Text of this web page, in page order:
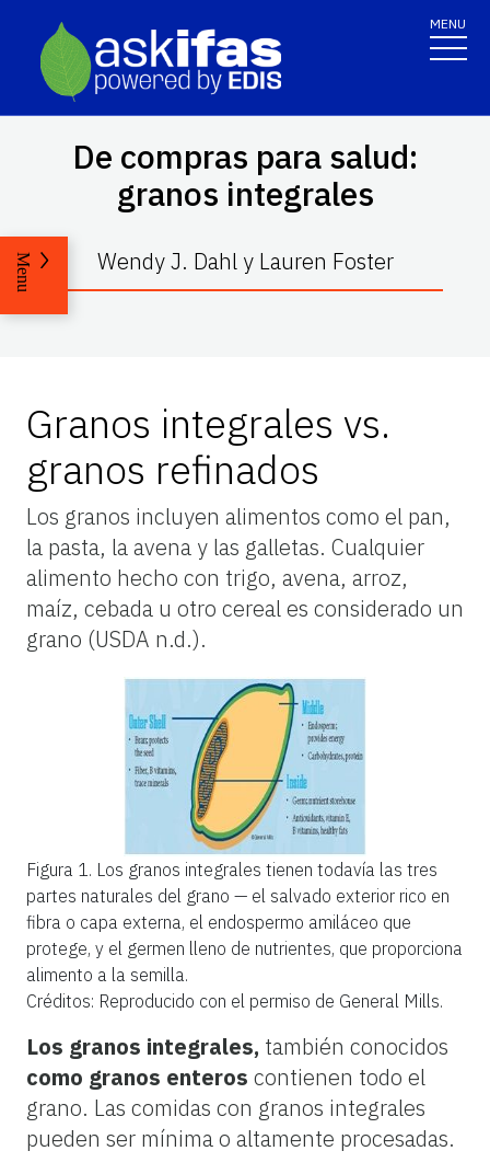
MENU
De compras para salud:
granos integrales
Wendy J. Dahl y Lauren Foster
Menu
Granos integrales vs.
granos refinados
Los granos incluyen alimentos como el pan,
la pasta, la avena y las galletas. Cualquier
alimento hecho con trigo, avena, arroz,
maíz, cebada u otro cereal es considerado un
grano (USDA n.d.).
Figura 1. Los granos integrales tienen todavía las tres
partes naturales del grano — el salvado exterior rico en
fibra o capa externa, el endospermo amiláceo que
protege, y el germen lleno de nutrientes, que proporciona
alimento a la semilla.
Créditos: Reproducido con el permiso de General Mills.
Los granos integrales, también conocidos
como granos enteros contienen todo el
grano. Las comidas con granos integrales
pueden ser mínima o altamente procesadas.